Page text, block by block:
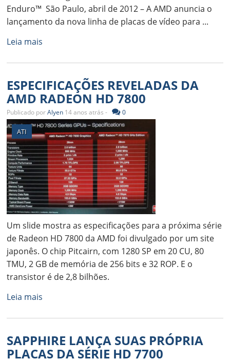
Enduro™ São Paulo, abril de 2012 – A AMD anuncia o
lançamento da nova linha de placas de vídeo para ...
Leia mais
ESPECIFICAÇÕES REVELADAS DA
AMD RADEON HD 7800
Publicado porAlyen 14 anos atrás - 0
ATI
Um slide mostra as especificações para a próxima série
de Radeon HD 7800 da AMD foi divulgado por um site
japonês. O chip Pitcairn, com 1280 SP em 20 CU, 80
TMU, 2 GB de memória de 256 bits e 32 ROP. E o
transistor é de 2,8 bilhões.
Leia mais
SAPPHIRE LANÇA SUAS PRÓPRIA
PLACAS DA SÉRIE HD 7700